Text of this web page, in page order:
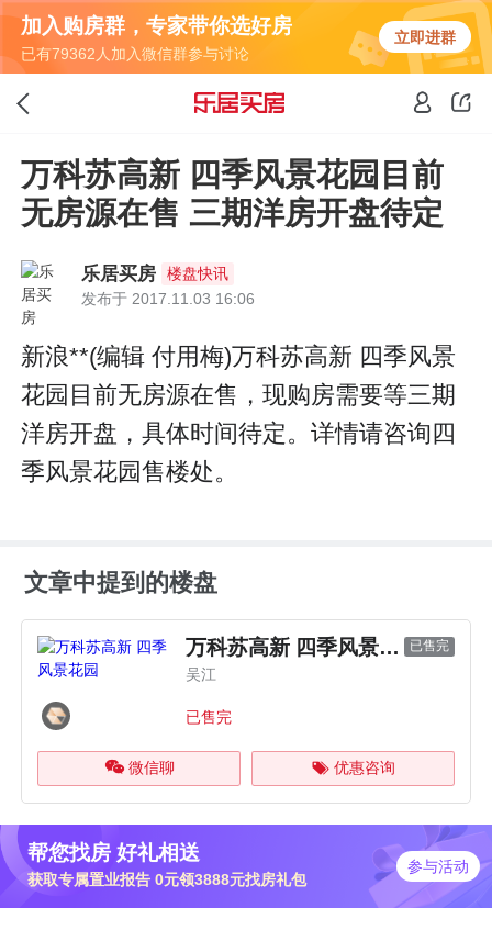
加入购房群，专家带你选好房
已有79362人加入微信群参与讨论
立即进群
万科苏高新 四季风景花园目前
无房源在售 三期洋房开盘待定
乐居买房
楼盘快讯
发布于 2017.11.03 16:06
新浪**(编辑 付用梅)万科苏高新 四季风景
花园目前无房源在售，现购房需要等三期
洋房开盘，具体时间待定。详情请咨询四
季风景花园售楼处。
文章中提到的楼盘
万科苏高新 四季风景花园 已售完
吴江
已售完
微信聊 优惠咨询
帮您找房 好礼相送
获取专属置业报告 0元领3888元找房礼包
参与活动